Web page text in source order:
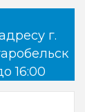
г.
16:00